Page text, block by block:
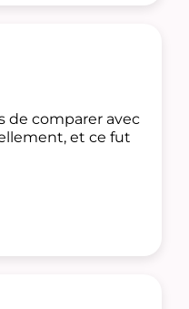
de comparer avec
et ce fut